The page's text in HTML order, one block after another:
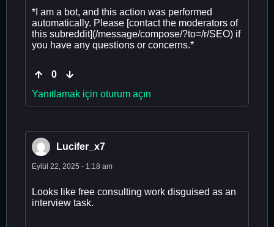
*I am a bot, and this action was performed
automatically. Please [contact the moderators of
this subreddit](/message/compose/?to=/r/SEO) if
you have any questions or concerns.*
0
Yanıtlamak için oturum açın
Lucifer_x7
Eylül 22, 2025 - 1:18 am
Looks like free consulting work disguised as an
interview task.